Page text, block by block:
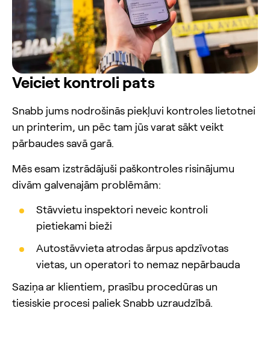
Veiciet kontroli pats
Snabb jums nodrošinās piekļuvi kontroles lietotnei
un printerim, un pēc tam jūs varat sākt veikt
pārbaudes savā garā.
Mēs esam izstrādājuši paškontroles risinājumu
divām galvenajām problēmām:
Stāvvietu inspektori neveic kontroli
pietiekami bieži
Autostāvvieta atrodas ārpus apdzīvotas
vietas, un operatori to nemaz nepārbauda
Saziņa ar klientiem, prasību procedūras un
tiesiskie procesi paliek Snabb uzraudzībā.